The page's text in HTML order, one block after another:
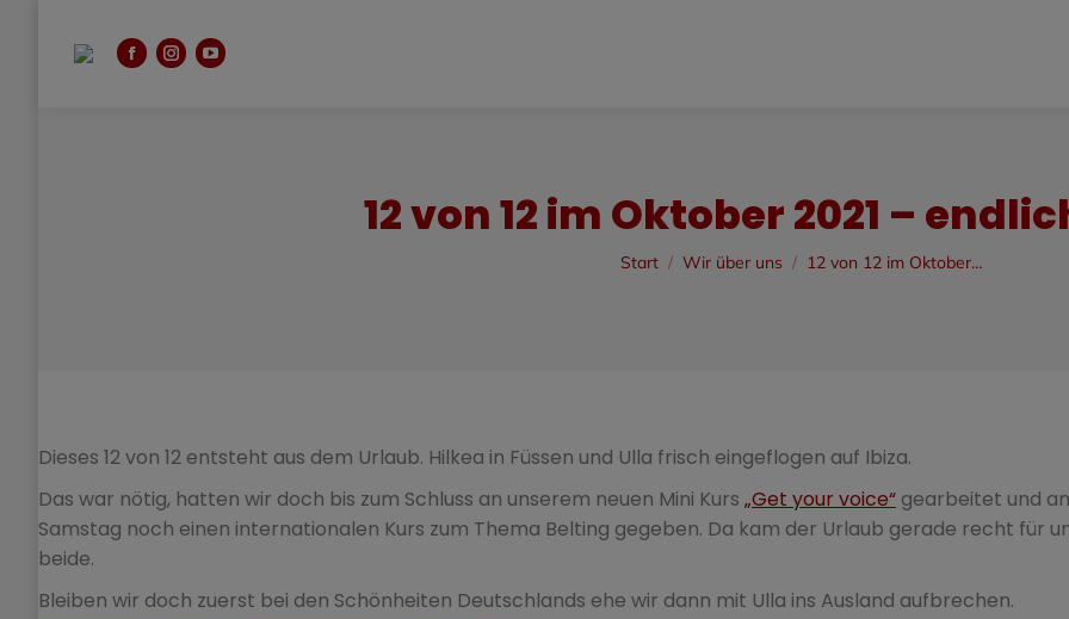
Facebook
Instagram
YouTube
12 von 12 im Oktober 2021 –
Sie befinden sich hier:
Start Wir über uns 12 von 12 im Oktober…
Dieses 12 von 12 entsteht aus dem Urlaub. Hilkea in Füssen und Ulla frisch eingeflogen auf Ibiza.
Das war nötig, hatten wir doch bis zum Schluss an unserem neuen Mini Kurs „Get your voice“ gearbeitet und
Samstag noch einen internationalen Kurs zum Thema Belting gegeben. Da kam der Urlaub gerade recht für
beide.
Bleiben wir doch zuerst bei den Schönheiten Deutschlands ehe wir dann mit Ulla ins Ausland aufbrechen.